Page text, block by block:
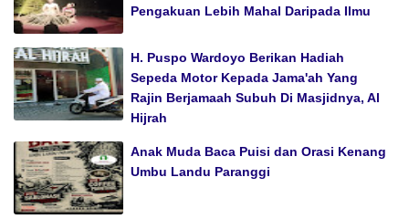
Pengakuan Lebih Mahal Daripada Ilmu
H. Puspo Wardoyo Berikan Hadiah
Sepeda Motor Kepada Jama'ah Yang
Rajin Berjamaah Subuh Di Masjidnya, Al
Hijrah
Anak Muda Baca Puisi dan Orasi Kenang
Umbu Landu Paranggi